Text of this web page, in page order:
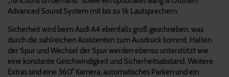
Advanced Sound System mit bis zu 16 Lautsprechern.
Sicherheit wird beim Audi A4 ebenfalls groß geschrieben, was
durch die zahlreichen Assistenten zum Ausdruck kommt. Halten
der Spur und Wechsel der Spur werden ebenso unterstützt wie
eine konstante Geschwindigkeit und Sicherheitsabstand. Weitere
Extras sind eine 360° Kamera, automatisches Parken und ein